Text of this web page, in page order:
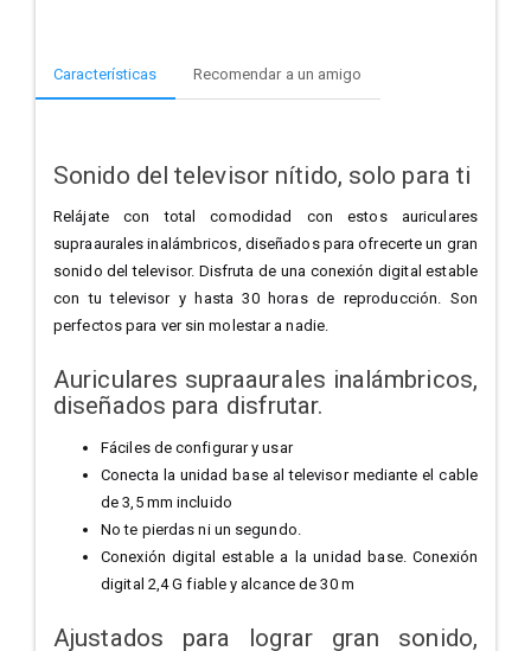
Características Recomendar a un amigo
Sonido del televisor nítido, solo para ti
Relájate con total comodidad con estos auriculares
supraaurales inalámbricos, diseñados para ofrecerte un gran
sonido del televisor. Disfruta de una conexión digitalestable
con tu televisor y hasta 30 horas de reproducción. Son
perfectos para ver sinmolestar a nadie.
Auriculares supraaurales inalámbricos,
diseñados para disfrutar.
Fáciles de configurar y usar
Conecta la unidad base al televisor mediante el cable
de 3,5 mm incluido
No te pierdas ni un segundo.
Conexión digital estable a la unidad base.Conexión
digital 2,4 G fiable y alcance de 30 m
Ajustados para lograr gran sonido,